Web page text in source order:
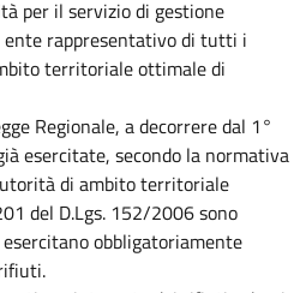
per il servizio di gestione
rappresentativo di tutti i
territoriale ottimale di
Regionale, a decorrere dal 1°
esercitate, secondo la normativa
di ambito territoriale
del D.Lgs. 152/2006 sono
obbligatoriamente